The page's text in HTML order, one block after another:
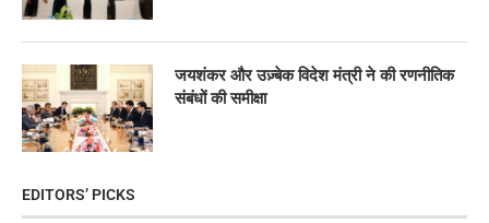
जयशंकर और उज़्बेक विदेश मंत्री ने की रणनीतिक
संबंधों की समीक्षा
EDITORS’ PICKS